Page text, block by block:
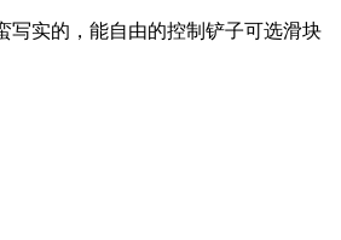
写实的，能自由的控制铲子可选滑块